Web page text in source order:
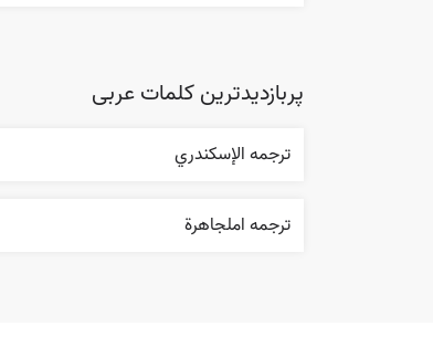
پربازدیدترین کلمات عربی
ترجمه الإسکندري
ترجمه املجاهرة